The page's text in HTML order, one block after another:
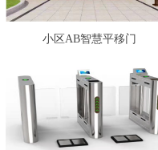
小区AB智慧平移门